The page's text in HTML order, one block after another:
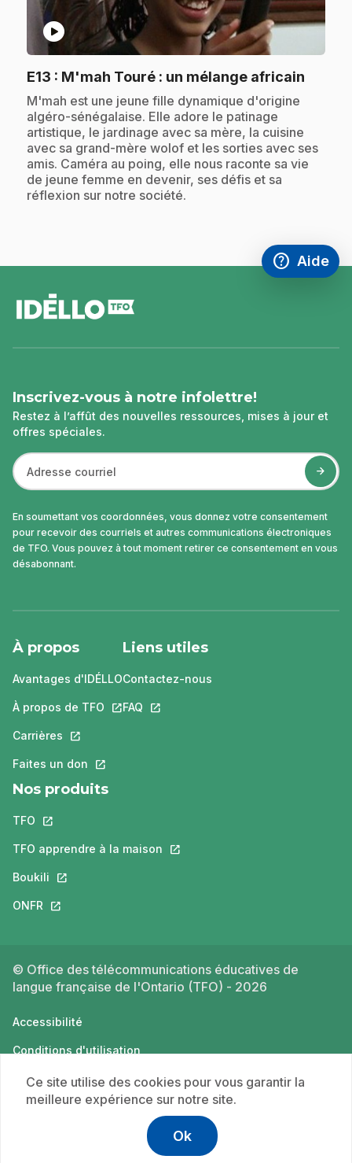
play_circle
E13 : M'mah Touré : un mélange africain
.M'mah est une jeune fille dynamique d'origine
algéro-sénégalaise. Elle adore le patinage
artistique, le jardinage avec sa mère, la cuisine
avec sa grand-mère wolof et les sorties avec ses
amis. Caméra au poing, elle nous raconte sa vie
de jeune femme en devenir, ses défis et sa
réflexion sur notre société.
help
Accéder à
Aide
,Ce lien
de
page
Inscrivez-vous à notre infolettre!
Restez à l’affût des nouvelles ressources, mises à jour et
offres spéciales.
En soumettant vos coordonnées, vous donnez votre consentement
pour recevoir des courriels et autres communications électroniques
de TFO. Vous pouvez à tout moment retirer ce consentement en vous
désabonnant.
À propos
Avantages d'IDÉLLO
À propos de TFO Ce lien s'ouvrira dans un nouvel onglet.
Carrières Ce lien s'ouvrira dans un nouvel onglet.
Faites un don Ce lien s'ouvrira dans un nouvel onglet.
Liens utiles
Contactez-nous
FAQ Ce lien s'ouvrira dans un nouvel
Nos produits
TFO Ce lien s'ouvrira dans un nouvel onglet.
TFO apprendre à la maison Ce lien s'ouvrira dans un nouvel
Boukili Ce lien s'ouvrira dans un nouvel onglet.
ONFR Ce lien s'ouvrira dans un nouvel onglet.
© Office des télécommunications éducatives de
langue française de l'Ontario (TFO) - 2026
Accessibilité
Conditions d'utilisation
Politique de confidentialité
Ce site utilise des cookies pour vous garantir la
meilleure expérience sur notre site.
Ok